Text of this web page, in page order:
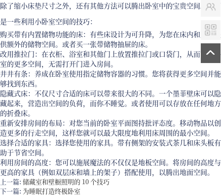
除了缩小床垫尺寸之外，还有其他方法可以腾出卧室中的宝贵空间。以下
是一些利用小卧室空间的技巧：
购买带有内置储物功能的床：有些床设计为可升降，为您在床内和床下提
供额外的储物空间。或者买一张带储物抽屉的床。
改用推拉门：在衣柜、浴室和其他门上放置推拉门或口袋门，从而节省卧
室的更多空间，无需打开门进入房间。
井井有条：养成在卧室使用指定储物容器的习惯。您将获得更多空间并能
够找到东西。
隐藏式床：不仅尺寸合适的床可以带来很大的不同。一个墨菲壁床可以隐
藏起来，营造出空间的负荷，而你不睡觉。或者使用可以存放在任何地方
的折叠床。
重新安排房间的布局：对您当前的卧室平面图持批评态度。移动物品以创
造更多的行走空间，这样您就可以最大限度地利用床周围的最小空间。
选择合适的家具：选择您使用的家具。带有侧架的安装式茶几和床头板有
助于节省空间。
利用房间的高度：您可以施展魔法的不仅仅是地板空间。将房间的高度与
更高的家具（例如双层床和墙上的架子）搭配使用，以腾出地面空间。
上一篇: 储藏室和壁橱照明的 10 个技巧
下一篇: 为睡眠打造终极卧室